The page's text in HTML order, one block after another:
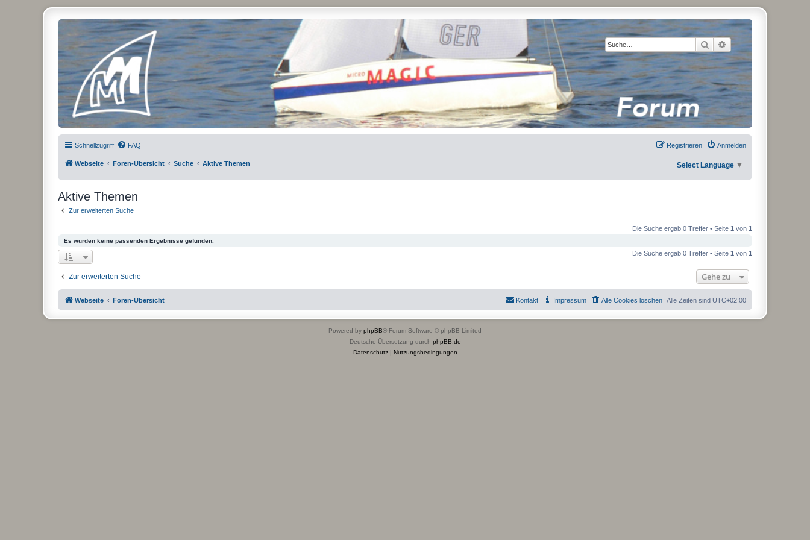
Suche Erweiterte Suche
Micro Magic Forum Deutschland
Schnellzugriff FAQ Anmelden
Registrieren
Webseite Foren-Übersicht Suche Aktive Themen Select Language ▼
Aktive Themen
Zur erweiterten Suche
Die Suche ergab 0 Treffer • Seite 1 von 1
Es wurden keine passenden Ergebnisse gefunden.
Die Suche ergab 0 Treffer • Seite 1 von 1
Zur erweiterten Suche Gehe zu
Webseite Foren-Übersicht Alle Zeiten sind UTC+02:00
Alle Cookies löschen
Impressum
Kontakt
Powered by phpBB® Forum Software © phpBB Limited
Deutsche Übersetzung durch phpBB.de
Datenschutz| Nutzungsbedingungen